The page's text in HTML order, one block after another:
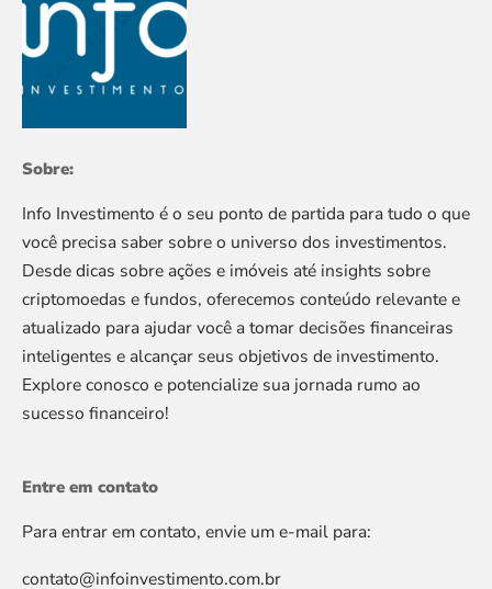
Sobre:
Info Investimento é o seu ponto de partida para tudo o que
você precisa saber sobre o universo dos investimentos.
Desde dicas sobre ações e imóveis até insights sobre
criptomoedas e fundos, oferecemos conteúdo relevante e
atualizado para ajudar você a tomar decisões financeiras
inteligentes e alcançar seus objetivos de investimento.
Explore conosco e potencialize sua jornada rumo ao
sucesso financeiro!
Entre em contato
Para entrar em contato, envie um e-mail para:
contato@infoinvestimento.com.br